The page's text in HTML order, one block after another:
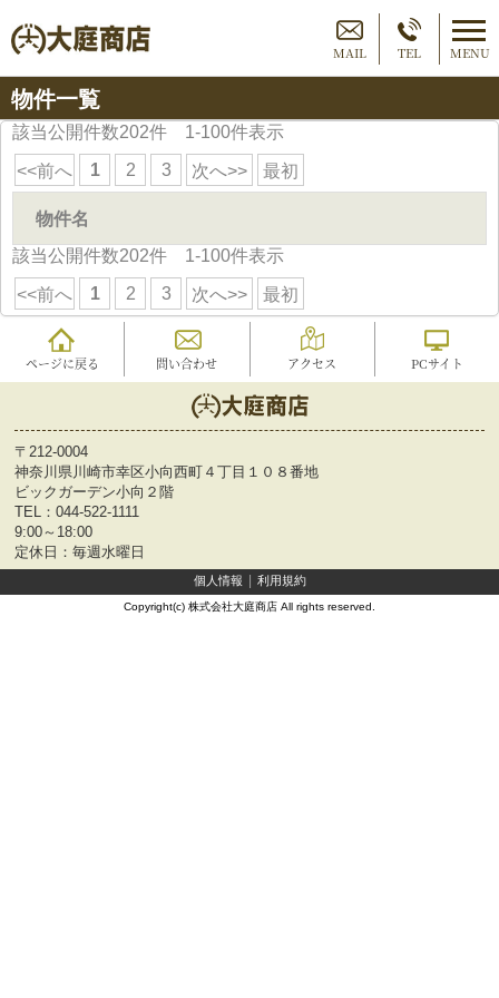
MAIL TEL MENU
物件一覧
該当公開件数202件 1-100件表示
<<前へ 1 2 3 次へ>> 最初
物件名
該当公開件数202件 1-100件表示
<<前へ 1 2 3 次へ>> 最初
ページに戻る 問い合わせ アクセス PCサイト
〒212-0004
神奈川県川崎市幸区小向西町４丁目１０８番地
ビックガーデン小向２階
TEL： 044-522-1111
9:00～18:00
定休日：毎週水曜日
個人情報 利用規約
Copyright(c) 株式会社大庭商店 All rights reserved.